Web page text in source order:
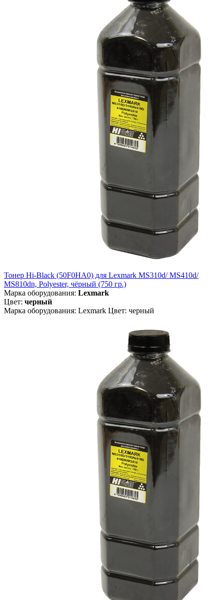
Тонер Hi-Black (50F0HA0) для Lexmark MS310d/ MS410d/
MS810dn, Polyester, чёрный (750 гр.)
Марка оборудования: Lexmark
Цвет: черный
Марка оборудования: Lexmark Цвет: черный